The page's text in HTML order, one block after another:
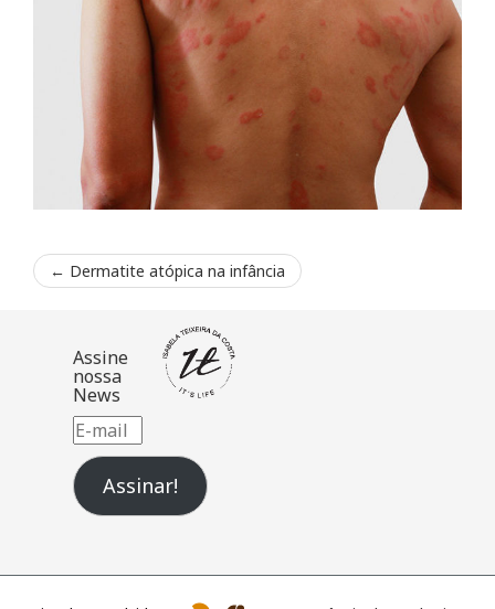
← Dermatite atópica na infância
Assine
nossa
News
E-
mail
Assinar!